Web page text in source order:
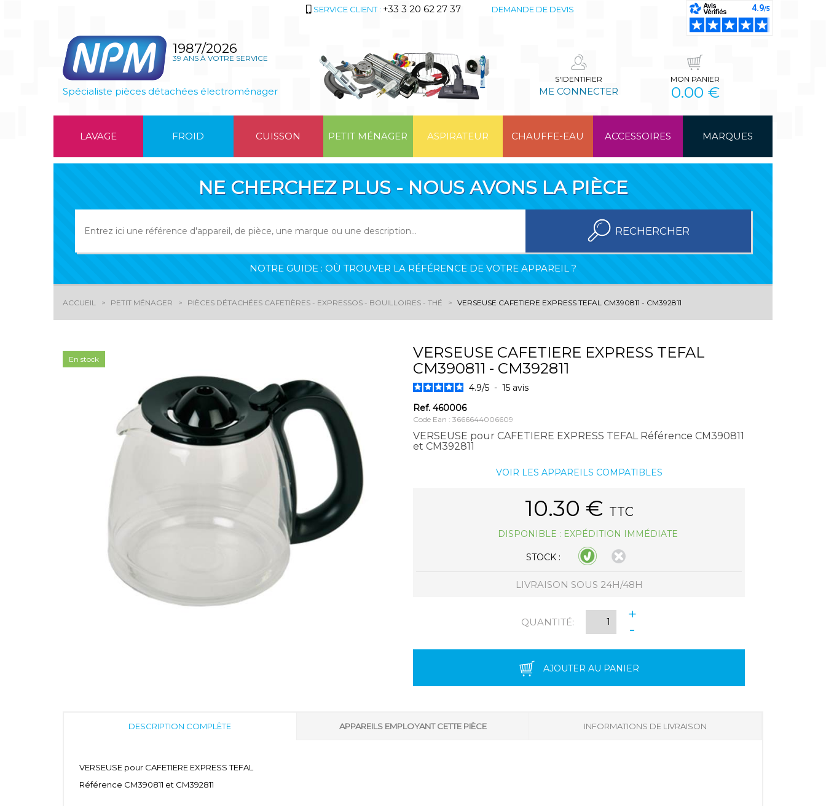
SERVICE CLIENT : +33 3 20 62 27 37 DEMANDE DE DEVIS
1987/2026
39 ANS À VOTRE SERVICE
Spécialiste pièces détachées électroménager
S'IDENTIFIER
ME CONNECTER
MON PANIER
0.00 €
LAVAGE FROID CUISSON PETIT MÉNAGER ASPIRATEUR CHAUFFE-EAU ACCESSOIRES MARQUES
NE CHERCHEZ PLUS - NOUS AVONS LA PIÈCE
RECHERCHER
NOTRE GUIDE : OÙ TROUVER LA RÉFÉRENCE DE VOTRE APPAREIL ?
ACCUEIL PETIT MÉNAGER PIÈCES DÉTACHÉES CAFETIÈRES - EXPRESSOS - BOUILLOIRES - THÉ VERSEUSE CAFETIERE EXPRESS TEFAL CM390811 - CM392811
En stock
VERSEUSE CAFETIERE EXPRESS TEFAL
CM390811 - CM392811
4.9/5 - 15 avis
Ref. 460006
Code Ean : 3666644006609
VERSEUSE pour CAFETIERE EXPRESS TEFAL Référence CM390811
et CM392811
VOIR LES APPAREILS COMPATIBLES
10.30 € TTC
STOCK :
DISPONIBLE : EXPÉDITION IMMÉDIATE
LIVRAISON SOUS 24H/48H
QUANTITÉ:
+
-
AJOUTER AU PANIER
DESCRIPTION COMPLÈTE APPAREILS EMPLOYANT CETTE PIÈCE INFORMATIONS DE LIVRAISON
VERSEUSE pour CAFETIERE EXPRESS TEFAL
Référence CM390811 et CM392811